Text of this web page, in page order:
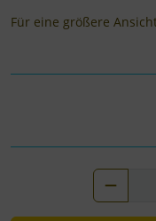
Für eine größere